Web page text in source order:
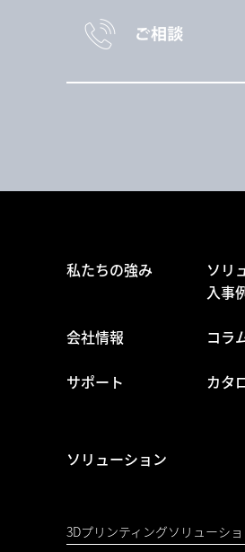
私たちの強み
ソリ
入事
会社情報 コラ
サポート カタ
ソリューション
3Dプリンティングソリューシ